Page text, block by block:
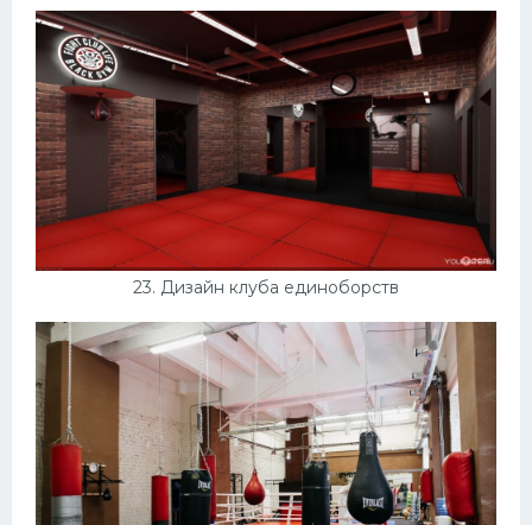
23. Дизайн клуба единоборств